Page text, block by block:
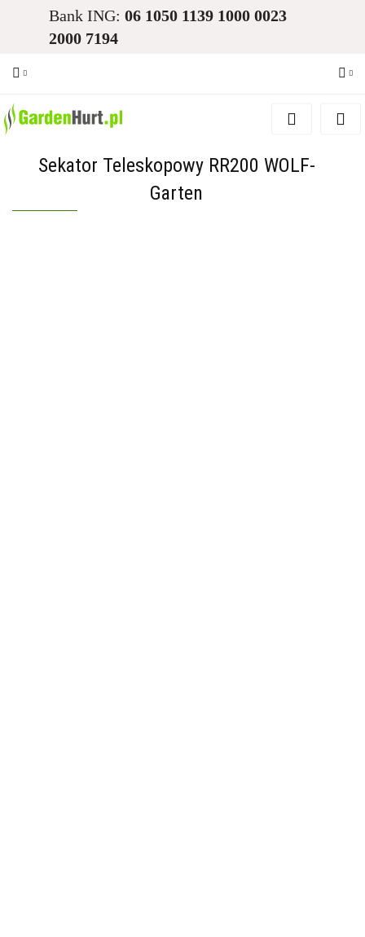
Bank ING: 06 1050 1139 1000 0023
2000 7194
Zaloguj się
Dodaj zgłoszenie
Sekator Teleskopowy RR200 WOLF-
Garten